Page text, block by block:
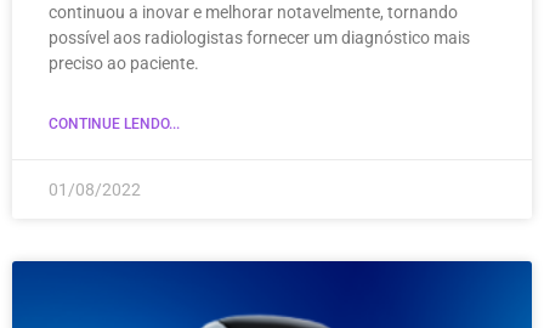
continuou a inovar e melhorar notavelmente, tornando
possível aos radiologistas fornecer um diagnóstico mais
preciso ao paciente.
CONTINUE LENDO...
01/08/2022